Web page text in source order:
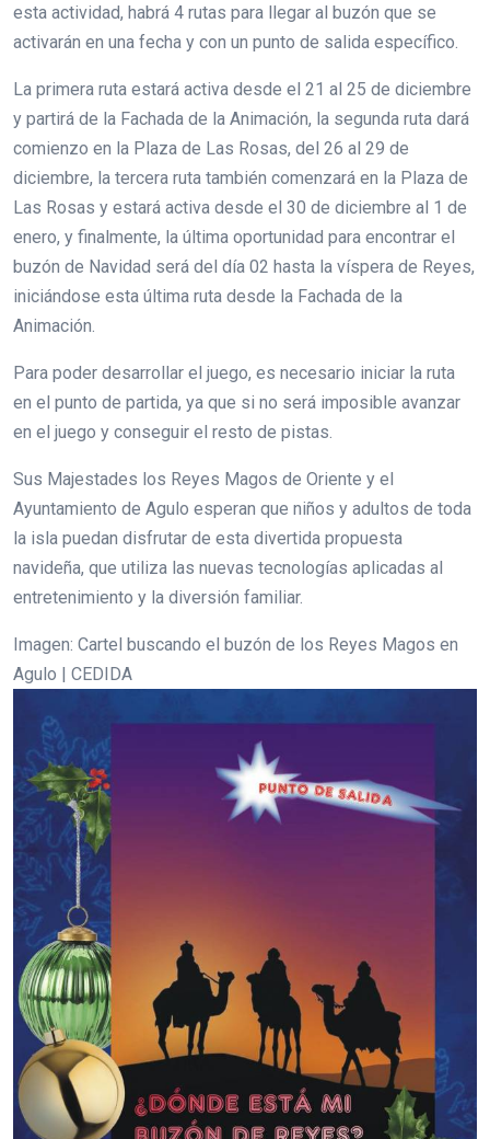
esta actividad, habrá 4 rutas para llegar al buzón que se
activarán en una fecha y con un punto de salida específico.
La primera ruta estará activa desde el 21 al 25 de diciembre
y partirá de la Fachada de la Animación, la segunda ruta dará
comienzo en la Plaza de Las Rosas, del 26 al 29 de
diciembre, la tercera ruta también comenzará en la Plaza de
Las Rosas y estará activa desde el 30 de diciembre al 1 de
enero, y finalmente, la última oportunidad para encontrar el
buzón de Navidad será del día 02 hasta la víspera de Reyes,
iniciándose esta última ruta desde la Fachada de la
Animación.
Para poder desarrollar el juego, es necesario iniciar la ruta
en el punto de partida, ya que si no será imposible avanzar
en el juego y conseguir el resto de pistas.
Sus Majestades los Reyes Magos de Oriente y el
Ayuntamiento de Agulo esperan que niños y adultos de toda
la isla puedan disfrutar de esta divertida propuesta
navideña, que utiliza las nuevas tecnologías aplicadas al
entretenimiento y la diversión familiar.
Imagen: Cartel buscando el buzón de los Reyes Magos en
Agulo | CEDIDA